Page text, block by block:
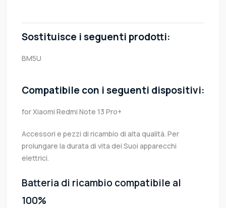
Sostituisce i seguenti prodotti:
BM5U
Compatibile con i seguenti dispositivi:
for Xiaomi Redmi Note 13 Pro+
Accessori e pezzi di ricambio di alta qualità. Per
prolungare la durata di vita dei Suoi apparecchi
elettrici.
Batteria di ricambio compatibile al
100%